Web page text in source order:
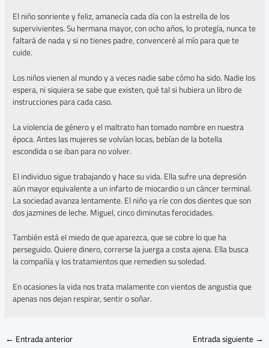
El niño sonriente y feliz, amanecía cada día con la estrella de los
supervivientes. Su hermana mayor, con ocho años, lo protegía, nunca te
faltará de nada y si no tienes padre, convenceré al mío para que te
cuide.
Los niños vienen al mundo y a veces nadie sabe cómo ha sido. Nadie los
espera, ni siquiera se sabe que existen, qué tal si hubiera un libro de
instrucciones para cada caso.
La violencia de género y el maltrato han tomado nombre en nuestra
época. Antes las mujeres se volvían locas, bebían de la botella
escondida o se iban para no volver.
El individuo sigue trabajando y hace su vida. Ella sufre una depresión
aún mayor equivalente a un infarto de miocardio o un cáncer terminal.
La sociedad avanza lentamente. El niño ya ríe con dos dientes que son
dos jazmines de leche. Miguel, cinco diminutas ferocidades.
También está el miedo de que aparezca, que se cobre lo que ha
perseguido. Quiere dinero, correrse la juerga a costa ajena. Ella busca
la compañía y los tratamientos que remedien su soledad.
En ocasiones la vida nos trata malamente con vientos de angustia que
apenas nos dejan respirar, sentir o soñar.
← Entrada anterior Entrada siguiente→